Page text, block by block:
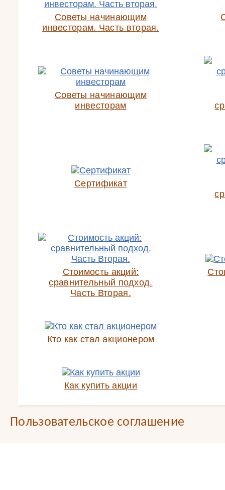
Советы начинающим
инвесторам. Часть вторая.
Советы начинающим
инвесторам
Сертификат
Стоимость акций:
сравнительный подход.
Часть Вторая.
Кто как стал акционером
Как купить акции
Пользовательское соглашение